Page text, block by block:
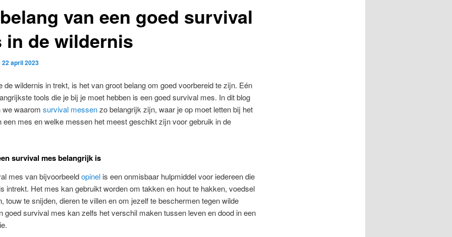
van een goed survival
in de wildernis
22 april 2023
de wildernis in trekt, is het van groot belang om goed voorbereid te zijn. Eén
tools die je bij je moet hebben is een goed survival mes. In dit blog
waarom survival messenzo belangrijk zijn, waar je op moet letten bij het
een mes en welke messen het meest geschikt zijn voor gebruik in de
survival mes belangrijk is
mes van bijvoorbeeldopinelis een onmisbaar hulpmiddel voor iedereen die
intrekt. Het mes kan gebruikt worden om takken en hout te hakken, voedsel
touw te snijden, dieren te villen en om jezelf te beschermen tegen wilde
goed survival mes kan zelfs het verschil maken tussen leven en dood in een